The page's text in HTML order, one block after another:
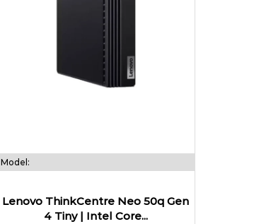
Model:
Lenovo ThinkCentre Neo 50q Gen
4 Tiny | Intel Core...